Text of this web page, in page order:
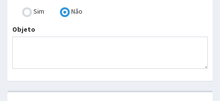
Sim
Não
Objeto